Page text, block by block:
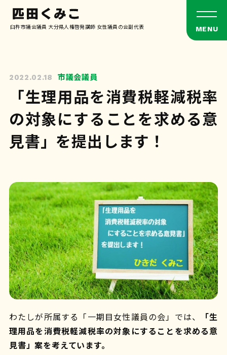
臼杵市議会議員 大分県人権啓発講師 女性議員の会副代表
2022.02.18 市議会議員
「生理用品を消費税軽減税率
の対象にすることを求める意
見書」を提出します！
わたしが所属する「一期目女性議員の会」では、
「生
理用品を消費税軽減税率の対象にすることを求める意
見書」案を考えています。